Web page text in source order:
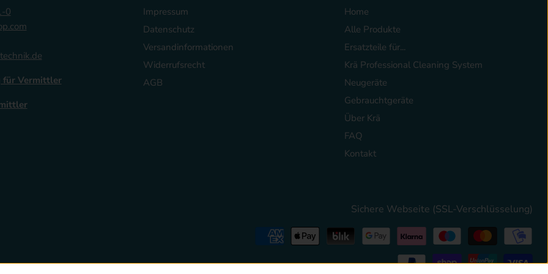
0
für Vermittler
Impressum
Datenschutz
Versandinformationen
Widerrufsrecht
AGB
Home
Alle Produkte
Ersatzteile für...
Krä Professional Cleaning System
Neugeräte
Gebrauchtgeräte
Über Krä
FAQ
Kontakt
Sichere Webseite (SSL-Verschlüsselung)